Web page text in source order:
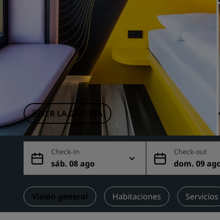
Marcas afiliadas en China
VER LA GALERÍA
Check-in
sáb. 08 ago
Check-out
dom. 09
Visión general Habitaciones Servicios